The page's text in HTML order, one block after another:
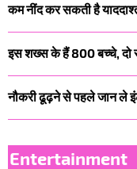
कम नींद कर सकती है
इस शख्स के हैं 800 बच्चे, दो
नौकरी ढूढ़ने से पहले जान ले
Entertainment